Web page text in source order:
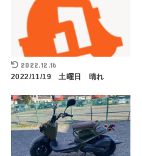
2022.12.16
2022/11/19 土曜日 晴れ